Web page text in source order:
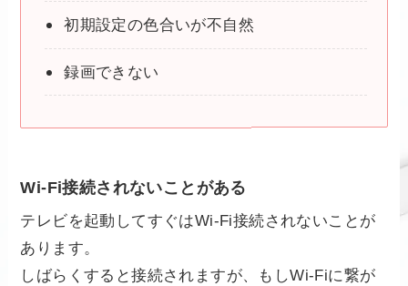
初期設定の色合いが不自然
録画できない
Wi-Fi接続されないことがある
テレビを起動してすぐはWi-Fi接続されないことが
あります。
しばらくすると接続されますが、もしWi-Fiに繋が